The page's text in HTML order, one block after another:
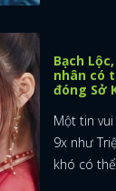
Bạch
nhân có
đóng Sở
Một tin
9x như
khó có